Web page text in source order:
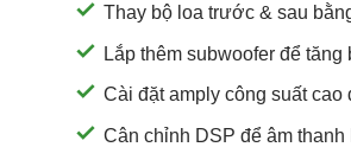
Thay bộ loa trước & sau
Lắp thêm subwoofer để tăng
Cài đặt amply công suất
Cân chỉnh DSP để âm